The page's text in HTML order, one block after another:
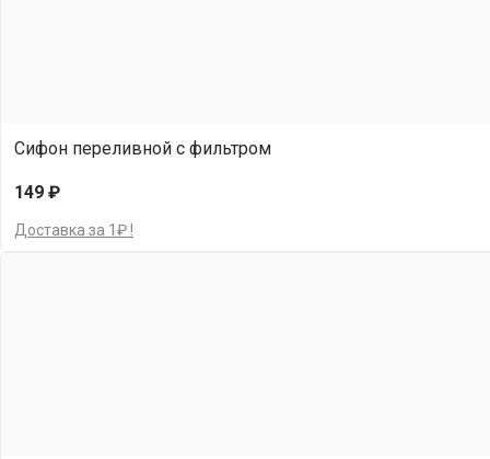
Сифон переливной с фильтром
149 ₽
Доставка за 1₽ !